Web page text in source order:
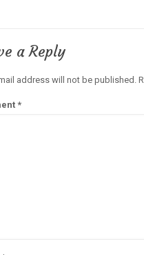
a Reply
address will not be published.
*